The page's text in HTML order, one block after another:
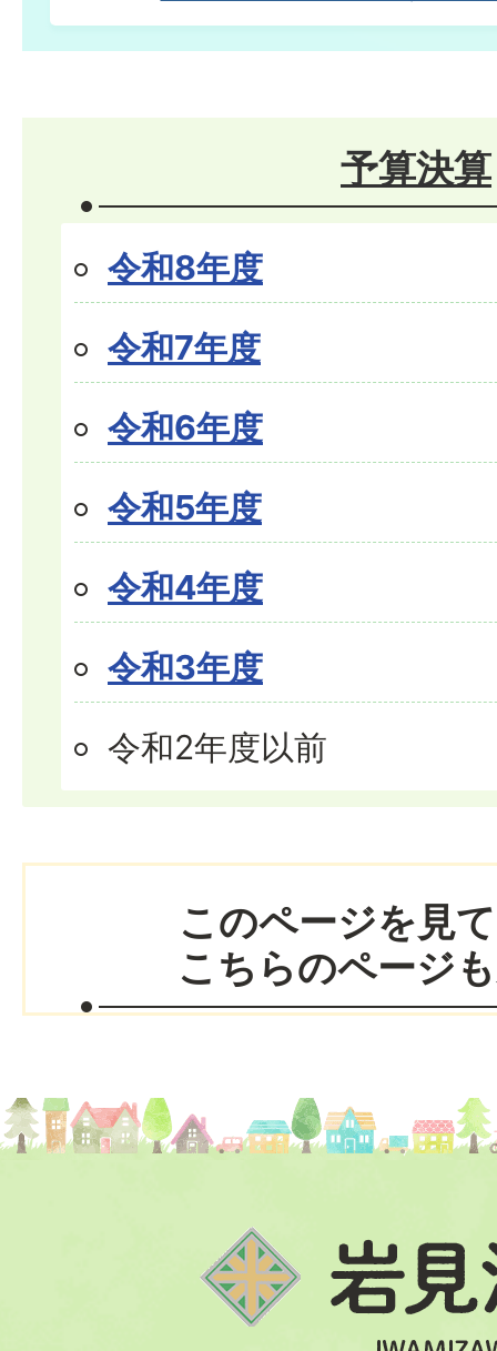
予算決算
令和8年度
令和7年度
令和6年度
令和5年度
令和4年度
令和3年度
令和2年度以前
このページを見
こちらのページ